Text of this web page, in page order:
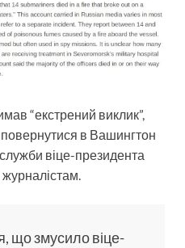
“екстрений виклик”,
в Вашингтон
віце-президента
що змусило віце-